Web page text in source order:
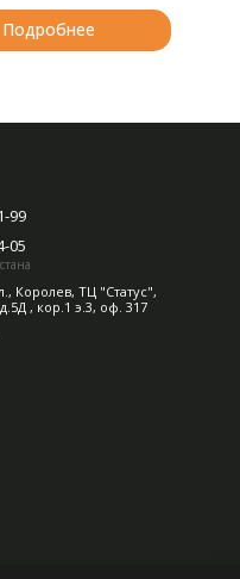
Подробнее
99
05
Королев, ТЦ "Статус",
, кор.1 э.3, оф. 317